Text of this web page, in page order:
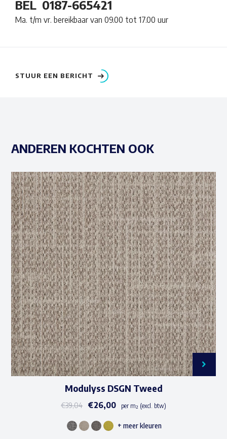
BEL 0187-665421
Ma. t/m vr. bereikbaar van 09.00 tot 17.00 uur
STUUR EEN BERICHT
ANDEREN KOCHTEN OOK
Modulyss DSGN Tweed
€39,04 €26,00 per m² (excl. btw)
Dit
+ meer kleuren